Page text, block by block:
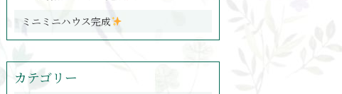
ミニミニハウス完成
カテゴリー